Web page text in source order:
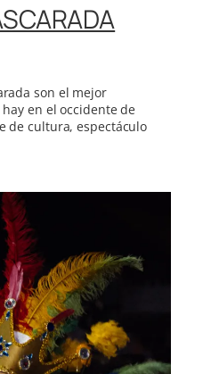
son el mejor
en el occidente de
de cultura, espectáculo